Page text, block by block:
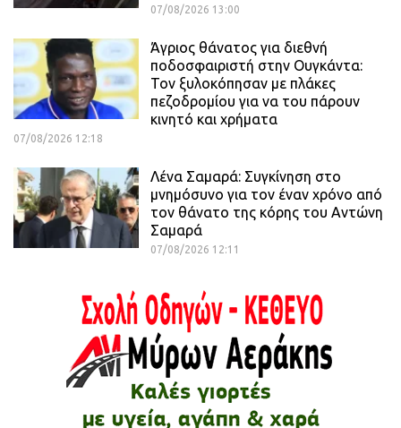
07/08/2026 13:00
Άγριος θάνατος για διεθνή
ποδοσφαιριστή στην Ουγκάντα:
Τον ξυλοκόπησαν με πλάκες
πεζοδρομίου για να του πάρουν
κινητό και χρήματα
07/08/2026 12:18
Λένα Σαμαρά: Συγκίνηση στο
μνημόσυνο για τον έναν χρόνο από
τον θάνατο της κόρης του Αντώνη
Σαμαρά
07/08/2026 12:11